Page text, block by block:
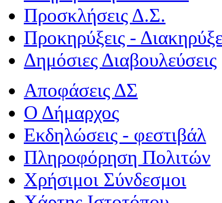
Προσκλήσεις Δ.Σ.
Προκηρύξεις -
Δημόσιες Διαβουλεύσεις
Αποφάσεις ΔΣ
Ο Δήμαρχος
Εκδηλώσεις - φεστιβάλ
Πληροφόρηση Πολιτών
Χρήσιμοι Σύνδεσμοι